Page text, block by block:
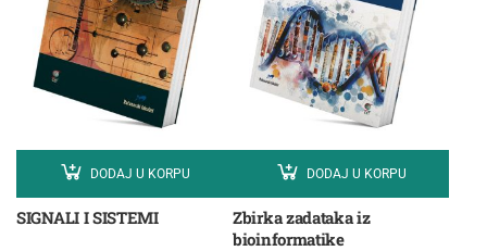
SIGNALI I SISTEMI
DODAJ U KORPU
Zbirka zadataka iz
bioinformatike
DODAJ U KORPU